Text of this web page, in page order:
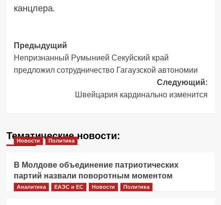
канцлера.
Навигация
записи
Предыдущий
Непризнанный Румынией Секуйский край
предложил сотрудничество Гагаузской автономии
Следующий:
Швейцария кардинально изменится
Тематические новости:
Новости Политика
В Молдове объединение патриотических
партий назвали поворотным моментом
Аналитика ЕАЭС и ЕС Новости Политика